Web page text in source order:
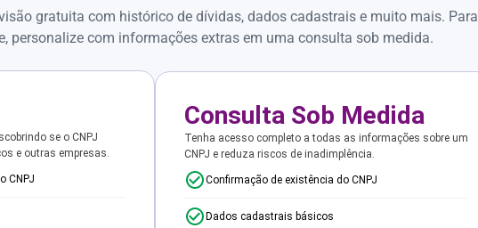
gratuita com histórico de dívidas, dados cadastrais e muito mais. Para
personalize com informações extras em uma consulta sob medida.
se o CNPJ
e outras empresas.
CNPJ
Consulta Sob Medida
Tenha acesso completo a todas as informações sobre um
CNPJ e reduza riscos de inadimplência.
Confirmação de existência do CNPJ
Dados cadastrais básicos